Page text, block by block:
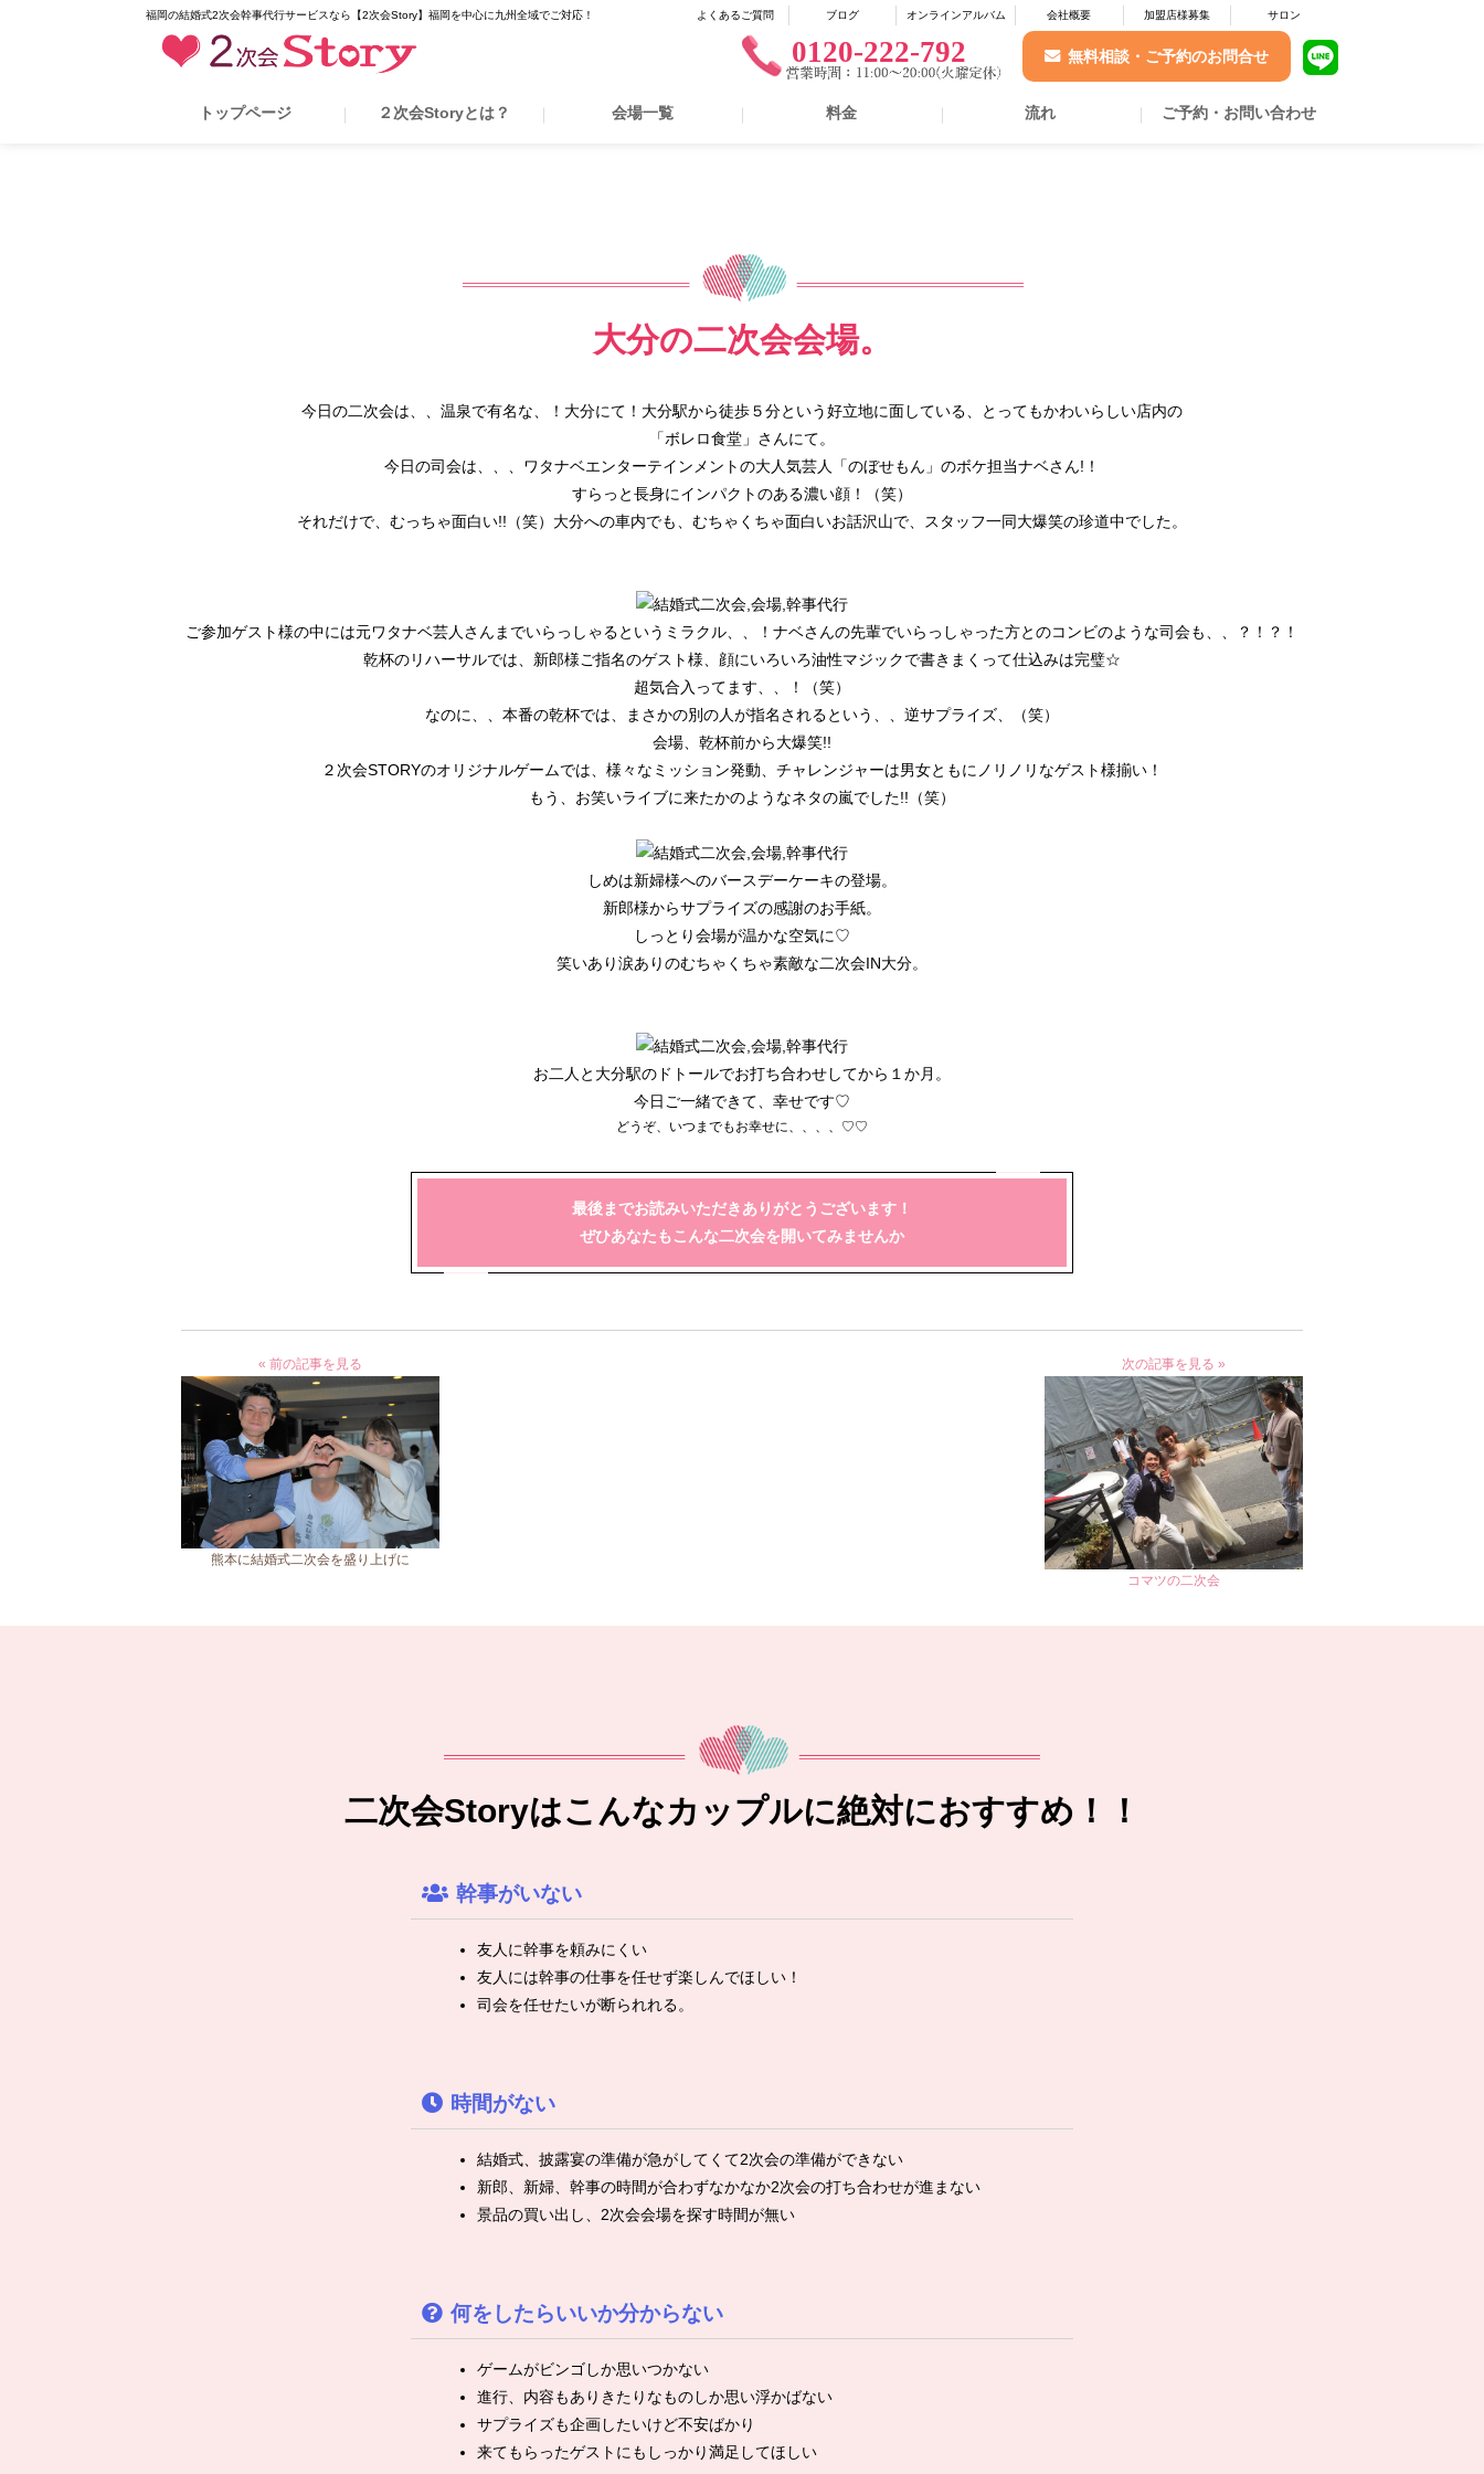
福岡の結婚式2次会幹事代行サービスなら【2次会Story】福岡を中心に九州全域でご対応！ よくあるご質問 ブログ オンラインアルバム 会社概要 加盟店様募集 サロン
0120-222-792 無料相談・ご予約のお問合せ
トップページ ２次会Storyとは？ 会場一覧 料金 流れ ご予約・お問い合わせ
大分の二次会会場。
今日の二次会は、、温泉で有名な、！大分にて！ 大分駅から徒歩５分という好立地に面している、
とってもかわいらしい店内の
「ボレロ食堂」さんにて。
今日の司会は、、、ワタナベエンターテインメントの大人気芸人「のぼせもん」のボケ担当ナベさん!！
すらっと長身にインパクトのある濃い顔！（笑）
それだけで、むっちゃ面白い!!（笑）大分への車内でも、 むちゃくちゃ面白いお話沢山で、 スタッフ一同大爆笑の珍道中でした。
ご参加ゲスト様の中には元ワタナベ芸人さんまでいらっしゃるというミラクル、、！ ナベさんの先輩でいらっしゃった方とのコンビのような司会も、、
？！？！
乾杯のリハーサルでは、新郎様ご指名のゲスト様、 顔にいろいろ油性マジックで書きまくって仕込みは完璧☆
超気合入ってます、、！（笑）
なのに、、本番の乾杯では、まさかの別の人が指名されるという、
、逆サプライズ、（笑）
会場、乾杯前から大爆笑!!
２次会STORYのオリジナルゲームでは、 様々なミッション発動、 チャレンジャーは男女ともにノリノリなゲスト様揃い！
もう、お笑いライブに来たかのようなネタの嵐でした!!（笑）
しめは新婦様へのバースデーケーキの登場。
新郎様からサプライズの感謝のお手紙。
しっとり会場が温かな空気に♡
笑いあり涙ありのむちゃくちゃ素敵な二次会IN大分。
お二人と大分駅のドトールでお打ち合わせしてから１か月。
今日ご一緒できて、幸せです♡
どうぞ、いつまでもお幸せに、、、、♡♡
最後までお読みいただきありがとうございます！
ぜひあなたもこんな二次会を開いてみませんか
« 前の記事を見る
熊本に結婚式二次会を盛り上げに
次の記事を見る »
コマツの二次会
二次会Storyはこんなカップルに絶対におすすめ！！
幹事がいない
友人に幹事を頼みにくい
友人には幹事の仕事を任せず楽しんでほしい！
司会を任せたいが断られれる。
時間がない
結婚式、披露宴の準備が急がしてくて2次会の準備ができない
新郎、新婦、幹事の時間が合わずなかなか2次会の打ち合わせが進まない
景品の買い出し、2次会会場を探す時間が無い
何をしたらいいか分からない
ゲームがビンゴしか思いつかない
進行、内容もありきたりなものしか思い浮かばない
サプライズも企画したいけど不安ばかり
来てもらったゲストにもしっかり満足してほしい